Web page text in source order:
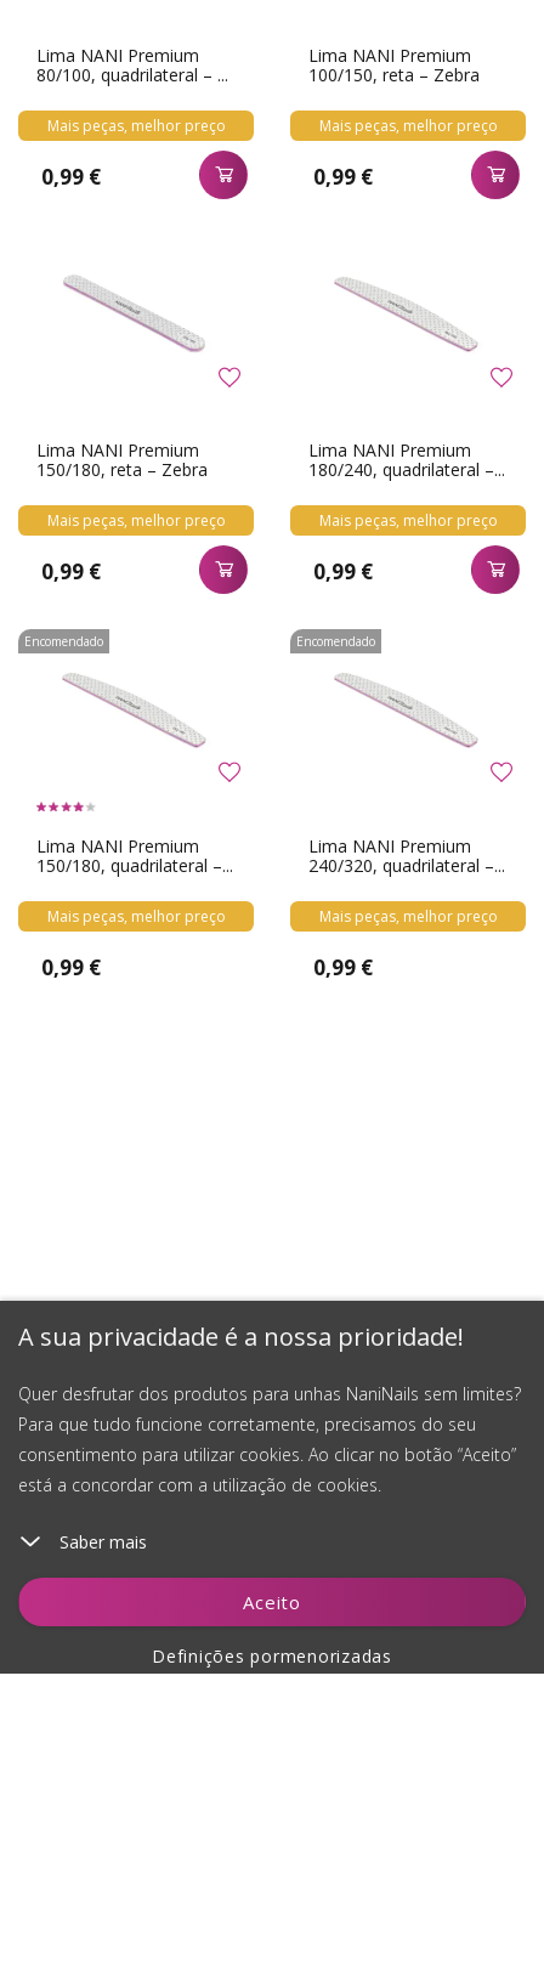
A sua privacidade é a nossa prioridade!
Quer desfrutar dos produtos para unhas NaniNails sem limites?
Para que tudo funcione corretamente, precisamos do seu
consentimento para utilizar cookies. Ao clicar no botão “Aceito”
está a concordar com a utilização de cookies.
Saber mais
Aceito
Definições pormenorizadas
Lima NANI Premium
80/100, quadrilateral – ...
Mais peças, melhor preço
0,99 €
Lima NANI Premium
100/150, reta – Zebra
Mais peças, melhor preço
0,99 €
Lima NANI Premium
150/180, reta – Zebra
Mais peças, melhor preço
0,99 €
Lima NANI Premium
180/240, quadrilateral –...
Mais peças, melhor preço
0,99 €
Lima NANI Premium
150/180, quadrilateral –...
Mais peças, melhor preço
0,99 €
Encomendado
Lima NANI Premium
240/320, quadrilateral –...
Mais peças, melhor preço
0,99 €
Encomendado